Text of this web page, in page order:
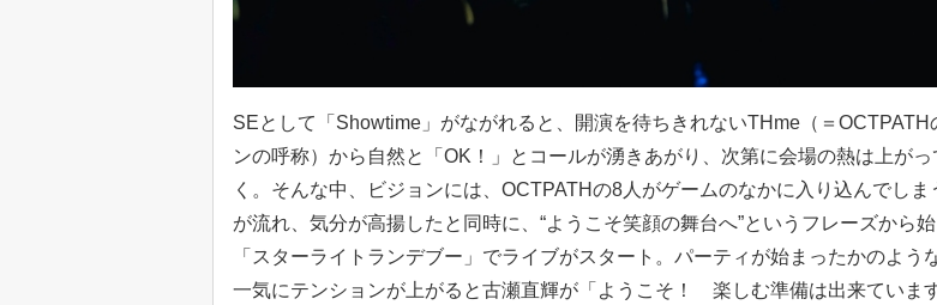
SEとして「Showtime」がながれると、開演を待ちきれないTHme（＝OCTPATH
ンの呼称）から自然と「OK！」とコールが湧きあがり、次第に会場の熱は上がっ
く。そんな中、ビジョンには、OCTPATHの8人がゲームのなかに入り込んでしま
が流れ、気分が高揚したと同時に、“ようこそ笑顔の舞台へ”というフレーズから
「スターライトランデブー」でライブがスタート。パーティが始まったかのよう
一気にテンションが上がると古瀬直輝が「ようこそ！ 楽しむ準備は出来ています